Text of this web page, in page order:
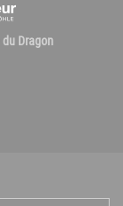
Dragon